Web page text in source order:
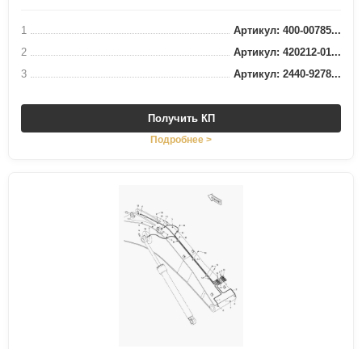
1
Артикул: 400-00785...
2
Артикул: 420212-01...
3
Артикул: 2440-9278...
Получить КП
Подробнее >